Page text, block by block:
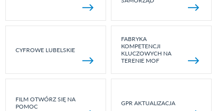
CYFROWE LUBELSKIE
FABRYKA
KOMPETENCJI
KLUCZOWYCH NA
TERENIE MOF
FILM OTWÓRZ SIĘ NA
POMOC
GPR AKTUALIZACJA